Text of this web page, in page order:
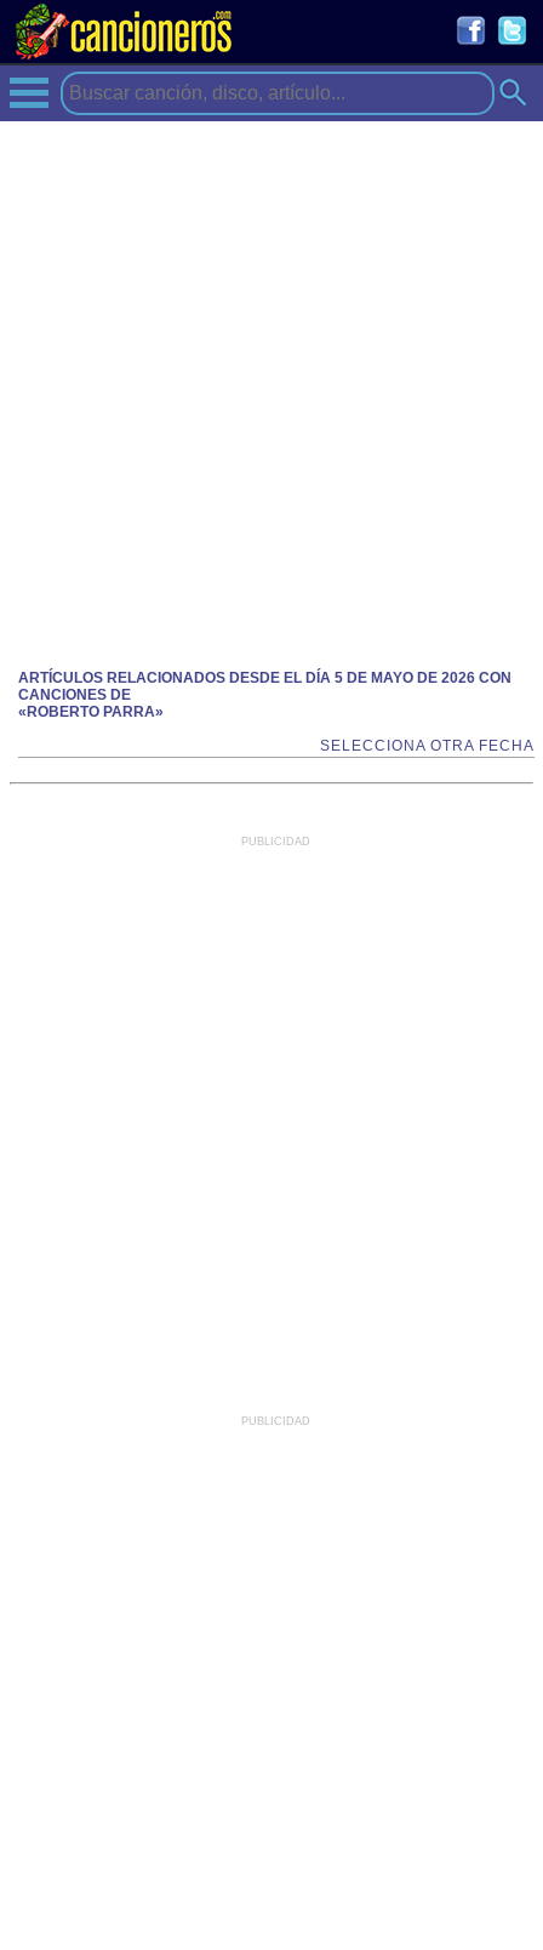
ARTÍCULOS RELACIONADOS DESDE EL DÍA 5 DE MAYO DE 2026 CON
CANCIONES DE
«ROBERTO PARRA»
SELECCIONA OTRA FECHA
PUBLICIDAD
PUBLICIDAD